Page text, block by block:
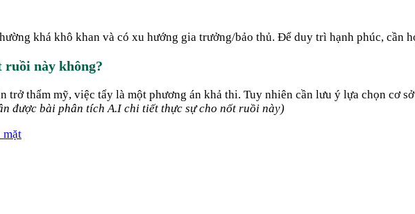
khá khô khan và có xu hướng gia trưởng/bảo thủ. Để duy trì hạnh phúc, cần
ruồi này không?
trở thẩm mỹ, việc tẩy là một phương án khả thi. Tuy nhiên cần lưu ý lựa chọn cơ
được bài phân tích A.I chi tiết thực sự cho nốt ruồi này)
mặt